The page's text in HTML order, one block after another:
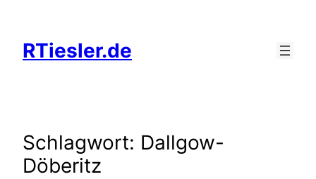
springen
RTiesler.de
Schlagwort: Dallgow-
Döberitz